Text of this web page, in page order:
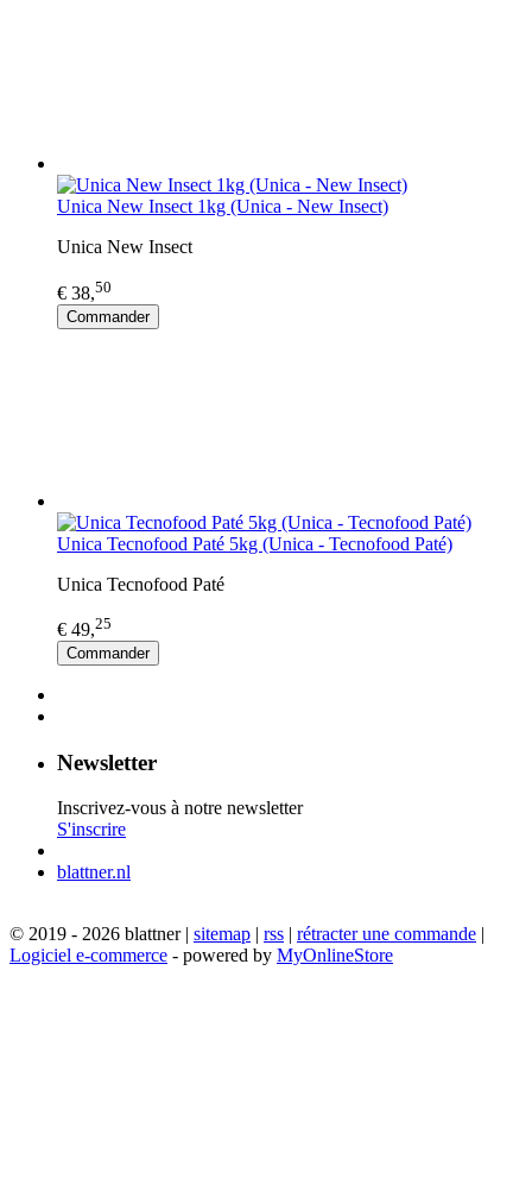
Unica New Insect 1kg (Unica - New Insect)
Unica New Insect
€ 38,50
Commander
Unica Tecnofood Paté 5kg (Unica - Tecnofood Paté)
Unica Tecnofood Paté
€ 49,25
Commander
Newsletter
Inscrivez-vous à notre newsletter
S'inscrire
blattner.nl
© 2019 - 2026 blattner | sitemap | rss | rétracter une commande |
Logiciel e-commerce - powered by MyOnlineStore